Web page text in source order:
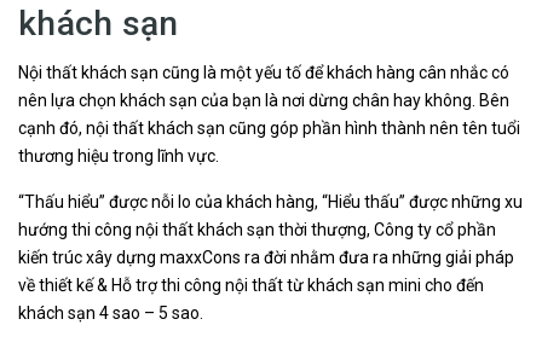
khách sạn
Nội thất khách sạn cũng là một yếu tố để khách hàng cân nhắc có
nên lựa chọn khách sạn của bạn là nơi dừng chân hay không. Bên
cạnh đó, nội thất khách sạn cũng góp phần hình thành nên tên tuổi
thương hiệu trong lĩnh vực.
“Thấu hiểu” được nỗi lo của khách hàng, “Hiểu thấu” được những xu
hướng thi công nội thất khách sạn thời thượng, Công ty cổ phần
kiến trúc xây dựng maxxCons ra đời nhằm đưa ra những giải pháp
về thiết kế & Hỗ trợ thi công nội thất từ khách sạn mini cho đến
khách sạn 4 sao – 5 sao.